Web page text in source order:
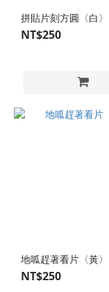
拼貼片刻方圓〈白〉
NT$250
地呱趕著看片〈黃〉
NT$250